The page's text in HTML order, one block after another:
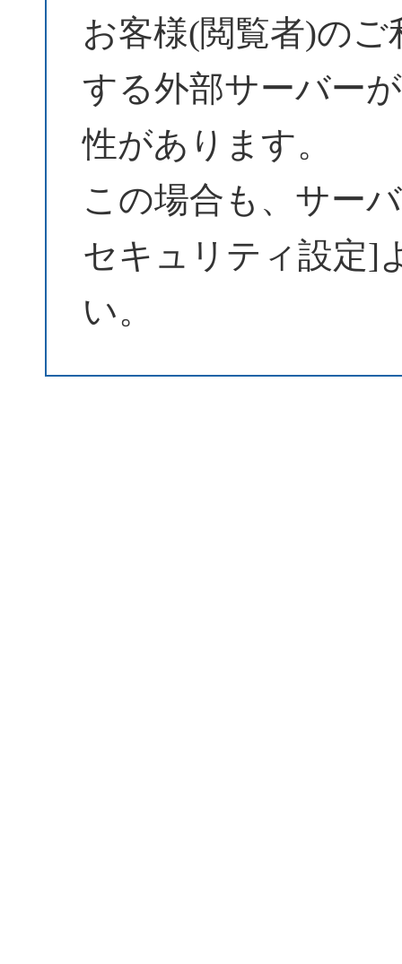
お客様(閲覧者)の
する外部サーバー
性があります。
この場合も、サー
セキュリティ設定]
い。